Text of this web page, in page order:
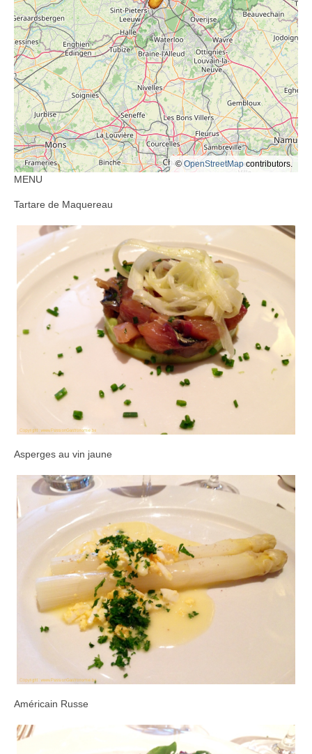
©OpenStreetMapcontributors.
MENU
Tartare de Maquereau
Asperges au vin jaune
Américain Russe